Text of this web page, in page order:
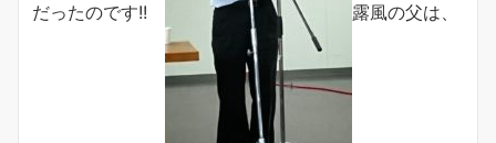
だったのです!! 露風の父は、